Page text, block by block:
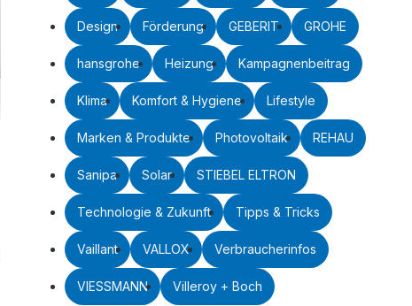
Design Förderung GEBERIT GROHE
hansgrohe Heizung Kampagnenbeitrag
Klima Komfort & Hygiene Lifestyle
Marken & Produkte Photovoltaik REHAU
Sanipa Solar STIEBEL ELTRON
Technologie & Zukunft Tipps & Tricks
Vaillant VALLOX Verbraucherinfos
VIESSMANN Villeroy + Boch